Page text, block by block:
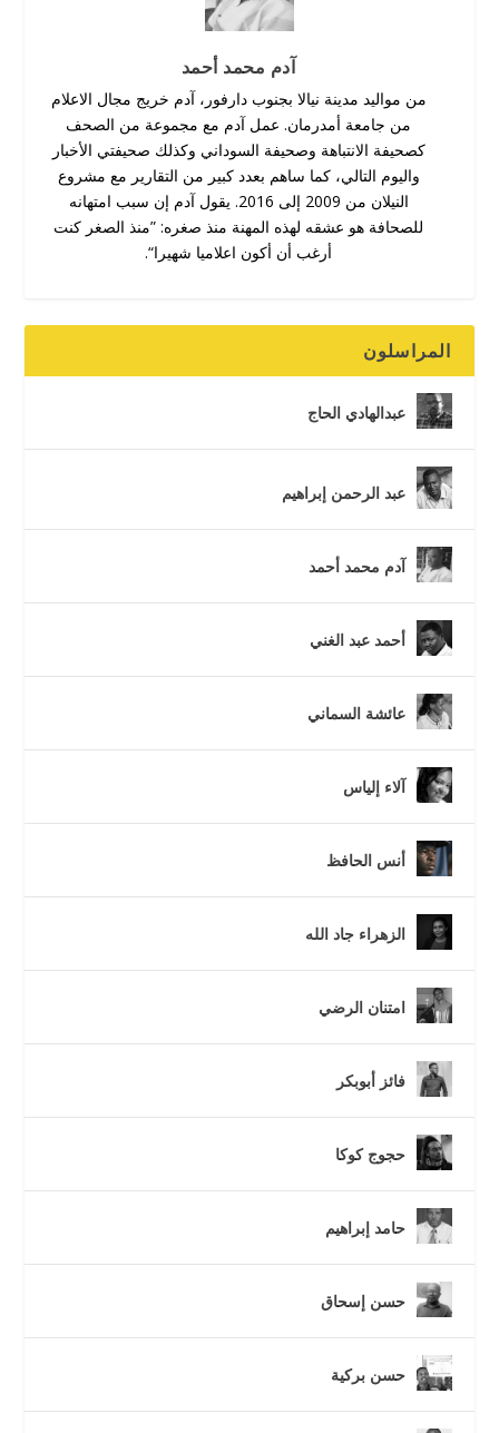
آدم محمد أحمد
من مواليد مدينة نيالا بجنوب دارفور، آدم خريج مجال الاعلام
من جامعة أمدرمان. عمل آدم مع مجموعة من الصحف
كصحيفة الانتباهة وصحيفة السوداني وكذلك صحيفتي الأخبار
واليوم التالي، كما ساهم بعدد كبير من التقارير مع مشروع
النيلان من 2009 إلى 2016. يقول آدم إن سبب امتهانه
للصحافة هو عشقه لهذه المهنة منذ صغره: ”منذ الصغر كنت
أرغب أن أكون اعلاميا شهيرا“.
المراسلون
عبدالهادي الحاج
عبد الرحمن إبراهيم
آدم محمد أحمد
أحمد عبد الغني
عائشة السماني
آلاء إلياس
أنس الحافظ
الزهراء جاد الله
امتنان الرضي
فائز أبوبكر
حجوج كوكا
حامد إبراهيم
حسن إسحاق
حسن بركية